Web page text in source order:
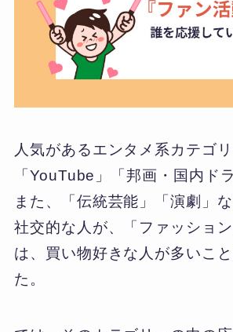
人気があるエンタメ系カテゴリ
「YouTube」「邦画・国内ド
また、「伝統芸能」「演劇」
社交的な人が、「ファッション
は、買い物好きな人が多いこ
た。